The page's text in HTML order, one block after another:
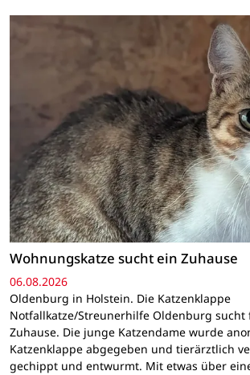
Wohnungskatze sucht ein Zuhause
06.08.2026
Oldenburg in Holstein. Die Katzenklappe
Notfallkatze/Streunerhilfe Oldenburg sucht
Zuhause. Die junge Katzendame wurde
Katzenklappe abgegeben und tierärztlich
gechippt und entwurmt. Mit etwas über